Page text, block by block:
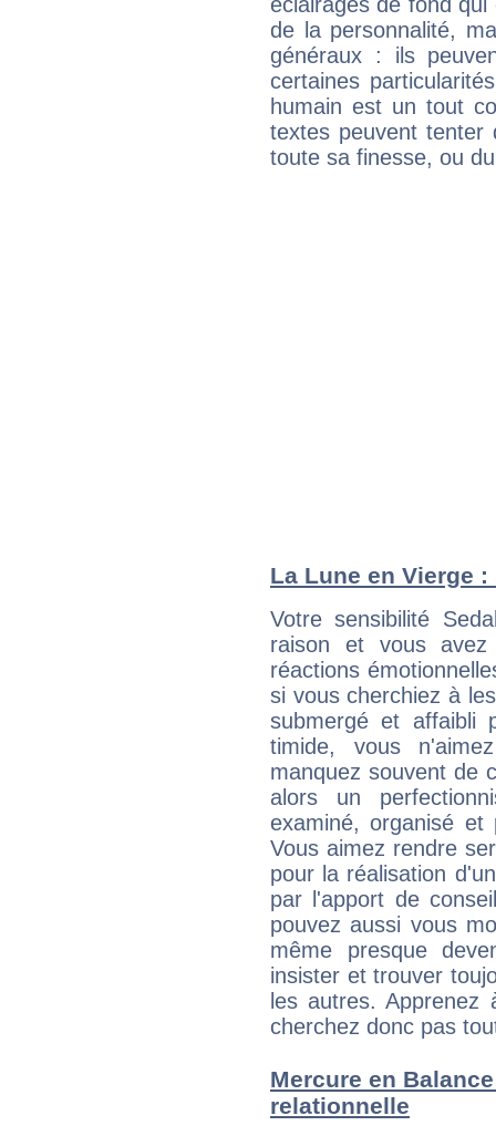
de la personnalité,
généraux : ils
certaines
humain est un tout
textes peuvent tenter
toute sa finesse, ou
La Lune en Vierge
Votre sensibilité
raison et vous
réactions
si vous cherchiez à
submergé et affaibli
timide, vous
manquez souvent de
alors un
examiné, organisé et
Vous aimez rendre
pour la réalisation
par l'apport de
pouvez aussi vous
même presque
insister et trouver
les autres.
cherchez donc pas
Mercure en
relationnelle